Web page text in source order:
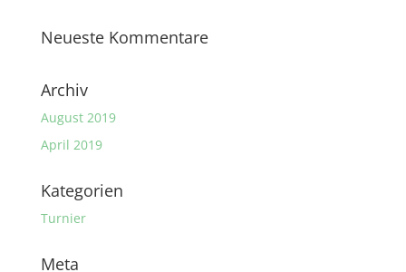
Neueste Kommentare
Archiv
August 2019
April 2019
Kategorien
Turnier
Meta